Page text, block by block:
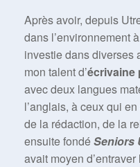
Après avoir, depuis
dans l’environnement
investie dans diverses
mon talent d’écrivaine
avec deux langues
l’anglais, à ceux qui
de la rédaction, de la
ensuite fondéSeniors
avait moyen